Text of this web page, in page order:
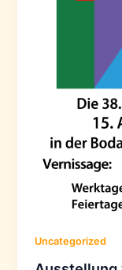
Uncategorized